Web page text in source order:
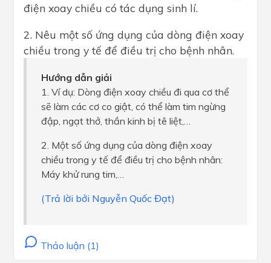
điện xoay chiều có tác dụng sinh lí.
2. Nêu một số ứng dụng của dòng điện xoay
chiều trong y tế để điều trị cho bệnh nhân.
Hướng dẫn giải
1. Ví dụ: Dòng điện xoay chiều đi qua cơ thể
sẽ làm các cơ co giật, có thể làm tim ngừng
đập, ngạt thở, thần kinh bị tê liệt,…
2. Một số ứng dụng của dòng điện xoay
chiều trong y tế để điều trị cho bệnh nhân:
Máy khử rung tim,…
(Trả lời bởi Nguyễn Quốc Đạt)
Thảo luận (1)